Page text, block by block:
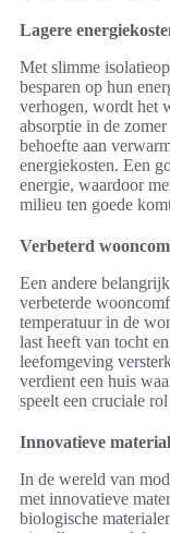
Lagere
Met slimme
besparen op hun
verhogen, wordt het
absorptie in de
behoefte aan
energiekosten. Een
energie, waardoor
milieu ten goede
Verbeterd
Een andere
verbeterde
temperatuur in de
last heeft van tocht
leefomgeving
verdient een huis
speelt een cruciale
Innovatieve
In de wereld van
met innovatieve
biologische